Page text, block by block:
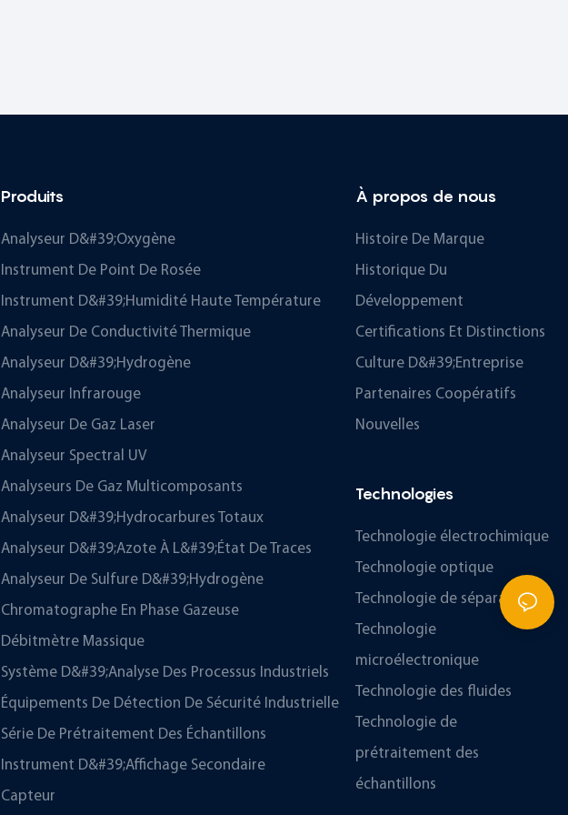
Produits
Analyseur D&#39;oxygène
Instrument De Point De Rosée
Instrument D&#39;humidité Haute Température
Analyseur De Conductivité Thermique
Analyseur D&#39;hydrogène
Analyseur Infrarouge
Analyseur De Gaz Laser
Analyseur Spectral UV
Analyseurs De Gaz Multicomposants
Analyseur D&#39;hydrocarbures Totaux
Analyseur D&#39;azote À L&#39;état De Traces
Analyseur De Sulfure D&#39;hydrogène
Chromatographe En Phase Gazeuse
Débitmètre Massique
Système D&#39;analyse Des Processus Industriels
Équipements De Détection De Sécurité Industrielle
Série De Prétraitement Des Échantillons
Instrument D&#39;affichage Secondaire
Capteur
À propos de nous
Histoire De Marque
Historique Du
Développement
Certifications Et Distinctions
Culture D&#39;entreprise
Partenaires Coopératifs
Nouvelles
Technologies
Technologie électrochimique
Technologie optique
Technologie de séparation
Technologie
microélectronique
Technologie des fluides
Technologie de
prétraitement des
échantillons